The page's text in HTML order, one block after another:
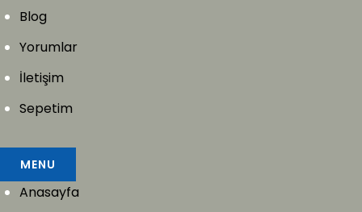
Blog
Yorumlar
İletişim
Sepetim
MENU
Anasayfa